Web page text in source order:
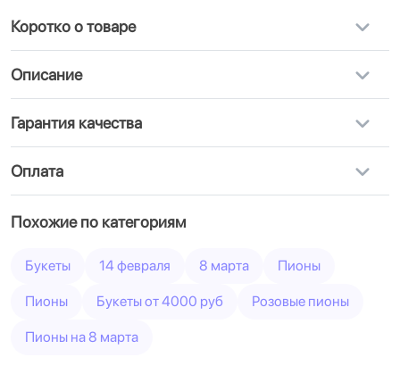
Коротко о товаре
Описание
Гарантия качества
Оплата
Похожие по категориям
Букеты 14 февраля 8 марта Пионы
Пионы Букеты от 4000 руб Розовые пионы
Пионы на 8 марта